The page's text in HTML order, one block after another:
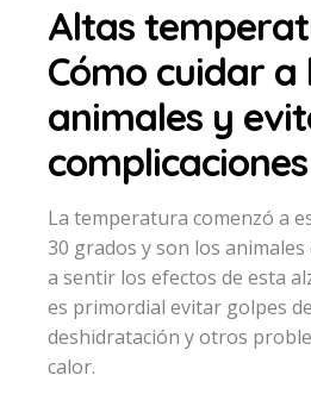
Altas
Cómo cuidar a
animales y
complicaciones
La temperatura comenzó a
30 grados y son los
a sentir los efectos de esta
es primordial evitar golpes
deshidratación y otros
calor.